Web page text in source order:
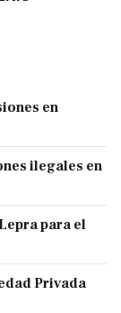
en
ilegales en
para el
Privada